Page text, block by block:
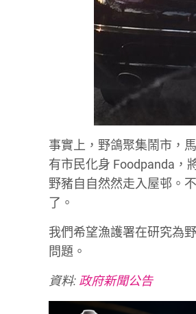
事實上，野鴿聚集鬧市，
有市民化身 Foodpanda，
野豬自自然然走入屋邨。
了。
我們希望漁護署在研究為
問題。
資料: 政府新聞公告